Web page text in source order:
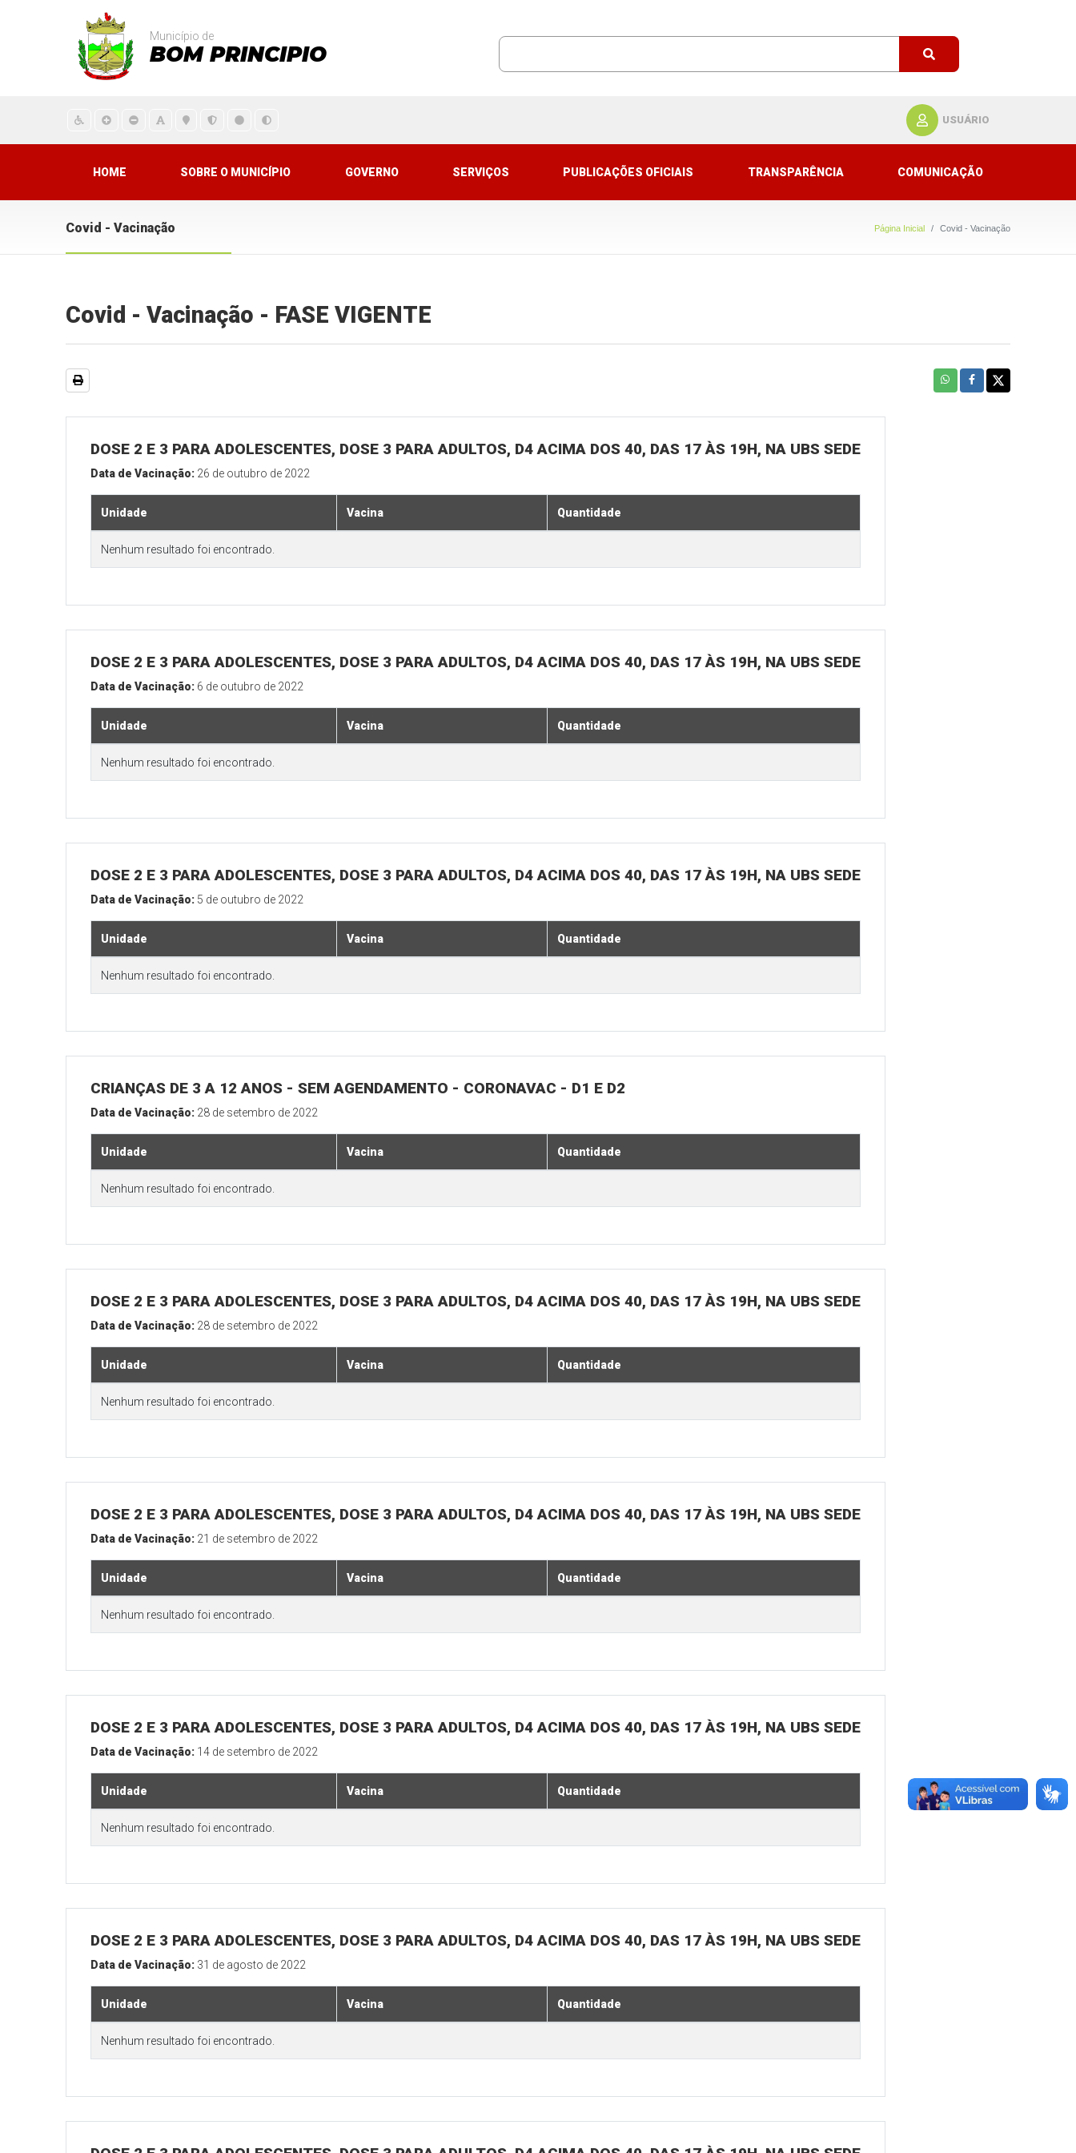
Município de
BOM PRINCIPIO
USUÁRIO
HOME SOBRE O MUNICÍPIO GOVERNO SERVIÇOS PUBLICAÇÕES OFICIAIS TRANSPARÊNCIA COMUNICAÇÃO
Covid - Vacinação Página Inicial Covid - Vacinação
Covid - Vacinação - FASE VIGENTE
DOSE 2 E 3 PARA ADOLESCENTES, DOSE 3 PARA ADULTOS, D4 ACIMA DOS 40, DAS 17 ÀS 19H, NA UBS SEDE
Data de Vacinação: 26 de outubro de 2022
Unidade Vacina Quantidade
Nenhum resultado foi encontrado.
DOSE 2 E 3 PARA ADOLESCENTES, DOSE 3 PARA ADULTOS, D4 ACIMA DOS 40, DAS 17 ÀS 19H, NA UBS SEDE
Data de Vacinação: 6 de outubro de 2022
Unidade Vacina Quantidade
Nenhum resultado foi encontrado.
DOSE 2 E 3 PARA ADOLESCENTES, DOSE 3 PARA ADULTOS, D4 ACIMA DOS 40, DAS 17 ÀS 19H, NA UBS SEDE
Data de Vacinação: 5 de outubro de 2022
Unidade Vacina Quantidade
Nenhum resultado foi encontrado.
CRIANÇAS DE 3 A 12 ANOS - SEM AGENDAMENTO - CORONAVAC - D1 E D2
Data de Vacinação: 28 de setembro de 2022
Unidade Vacina Quantidade
Nenhum resultado foi encontrado.
DOSE 2 E 3 PARA ADOLESCENTES, DOSE 3 PARA ADULTOS, D4 ACIMA DOS 40, DAS 17 ÀS 19H, NA UBS SEDE
Data de Vacinação: 28 de setembro de 2022
Unidade Vacina Quantidade
Nenhum resultado foi encontrado.
DOSE 2 E 3 PARA ADOLESCENTES, DOSE 3 PARA ADULTOS, D4 ACIMA DOS 40, DAS 17 ÀS 19H, NA UBS SEDE
Data de Vacinação: 21 de setembro de 2022
Unidade Vacina Quantidade
Nenhum resultado foi encontrado.
DOSE 2 E 3 PARA ADOLESCENTES, DOSE 3 PARA ADULTOS, D4 ACIMA DOS 40, DAS 17 ÀS 19H, NA UBS SEDE
Data de Vacinação: 14 de setembro de 2022
Unidade Vacina Quantidade
Nenhum resultado foi encontrado.
DOSE 2 E 3 PARA ADOLESCENTES, DOSE 3 PARA ADULTOS, D4 ACIMA DOS 40, DAS 17 ÀS 19H, NA UBS SEDE
Data de Vacinação: 31 de agosto de 2022
Unidade Vacina Quantidade
Nenhum resultado foi encontrado.